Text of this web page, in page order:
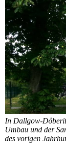
In Dallgow-
Umbau und der
des vorigen